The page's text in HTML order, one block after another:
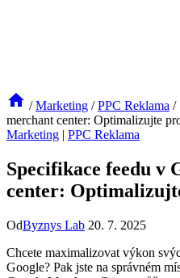
/ Marketing / PPC Reklama /
merchant center: Optimalizujte
Marketing | PPC Reklama
Specifikace feedu v
center:
OdByznys Lab 20. 7. 2025
Chcete maximalizovat výkon
Google? Pak jste na správném